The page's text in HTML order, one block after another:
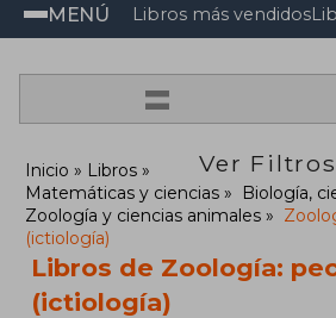
MENÚ Libros más vendidos
=
Ver Filtros
Inicio
Libros
Matemáticas y ciencias
Biología,
Zoología y ciencias animales
(ictiología)
Libros de Zoología:
(ictiología)